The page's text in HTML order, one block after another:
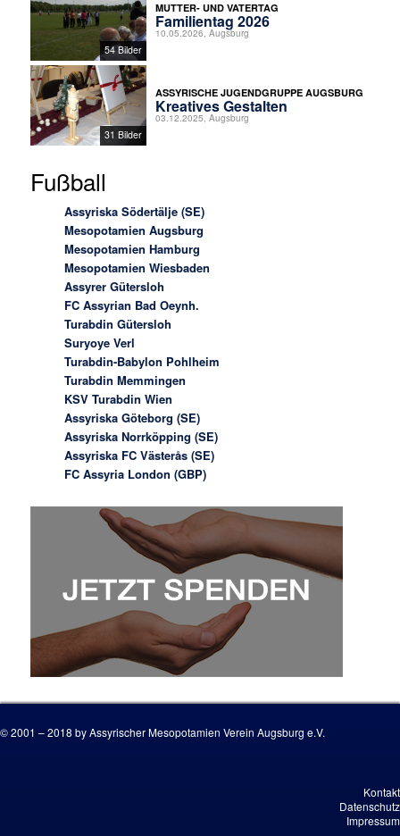
54 Bilder
MUTTER- UND VATERTAG
Familientag 2026
10.05.2026, Augsburg
31 Bilder
ASSYRISCHE JUGENDGRUPPE AUGSBURG
Kreatives Gestalten
03.12.2025, Augsburg
Fußball
Assyriska Södertälje (SE)
Mesopotamien Augsburg
Mesopotamien Hamburg
Mesopotamien Wiesbaden
Assyrer Gütersloh
FC Assyrian Bad Oeynh.
Turabdin Gütersloh
Suryoye Verl
Turabdin-Babylon Pohlheim
Turabdin Memmingen
KSV Turabdin Wien
Assyriska Göteborg (SE)
Assyriska Norrköpping (SE)
Assyriska FC Västerås (SE)
FC Assyria London (GBP)
© 2001 – 2018 by Assyrischer Mesopotamien Verein Augsburg e.V.
Kontakt
Datenschutz
Impressum